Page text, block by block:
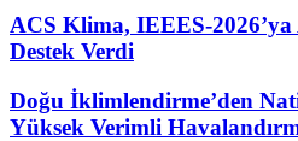
ACS Klima, IEEES-
Destek Verdi
Doğu İklimlendirme’den
Yüksek Verimli